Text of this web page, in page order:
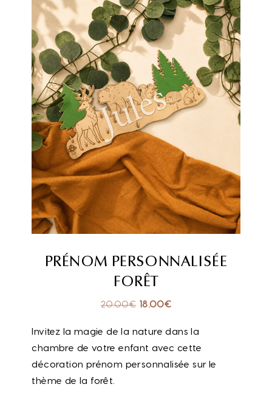
PRÉNOM PERSONNALISÉE
FORÊT
20.00€ 18.00€
Invitez la magie de la nature dans la
chambre de votre enfant avec cette
décoration prénom personnalisée sur le
thème de la forêt.